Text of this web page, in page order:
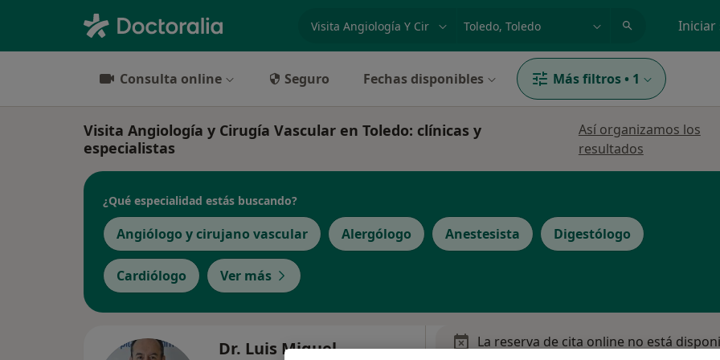
especialidad, enfermedad o nombre Iniciar
Consulta online Seguro Fechas disponibles Más filtros • 1
Visita Angiología y Cirugía Vascular en Toledo: clínicas y
especialistas
Así organizamos los
resultados
¿Qué especialidad estás buscando?
Angiólogo y cirujano vascular Alergólogo Anestesista Digestólogo
Cardiólogo Ver más
Dr. Luis Miguel
La reserva de cita online no está